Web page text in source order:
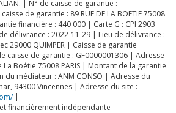
ICI POUR AGRANDIR
| N° de caisse de garantie :
de garantie : 89 RUE DE LA BOETIE 75008
financière : 440 000 | Carte G : CPI 2903
délivrance : 2022-11-29 | Lieu de délivrance :
29000 QUIMPER | Caisse de garantie
caisse de garantie : GF0000001306 | Adresse
Boétie 75008 PARIS | Montant de la garantie
du médiateur : ANM CONSO | Adresse du
94300 Vincennes | Adresse du site :
|
financièrement indépendante